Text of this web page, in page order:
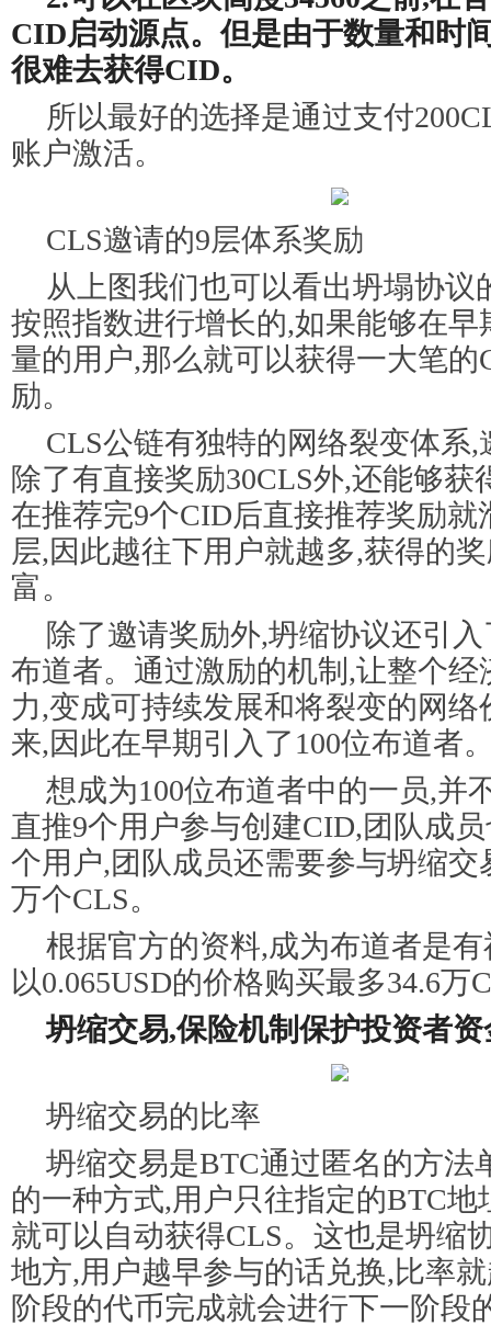
CID启动源点。但是由于数量和时
很难去获得CID。
所以最好的选择是通过支付
账户激活。
CLS邀请的9层体系奖励
从上图我们也可以看出坍塌协议
按照指数进行增长的,如果能够在早
量的用户,那么就可以获得一大笔的
励。
CLS公链有独特的网络裂变体系,
除了有直接奖励30CLS外,还能够获
在推荐完9个CID后直接推荐奖励就
层,因此越往下用户就越多,获得的
富。
除了邀请奖励外,坍缩协议还引入
布道者。通过激励的机制,让整个经
力,变成可持续发展和将裂变的网络
来,因此在早期引入了100位布道者
想成为100位布道者中的一员,并
直推9个用户参与创建CID,团队成
个用户,团队成员还需要参与坍缩交
万个CLS。
根据官方的资料,成为布道者是
以0.065USD的价格购买最多34.6万
坍缩交易,保险机制保护投资者
坍缩交易的比率
坍缩交易是BTC通过匿名的方法
的一种方式,用户只往指定的BTC地
就可以自动获得CLS。这也是坍缩
地方,用户越早参与的话兑换,比率
阶段的代币完成就会进行下一阶段